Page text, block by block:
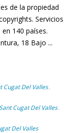
de la propiedad
Servicios
140 países.
18 Bajo ...
Cugat Del Valles ,
Cugat Del Valles ,
Del Valles